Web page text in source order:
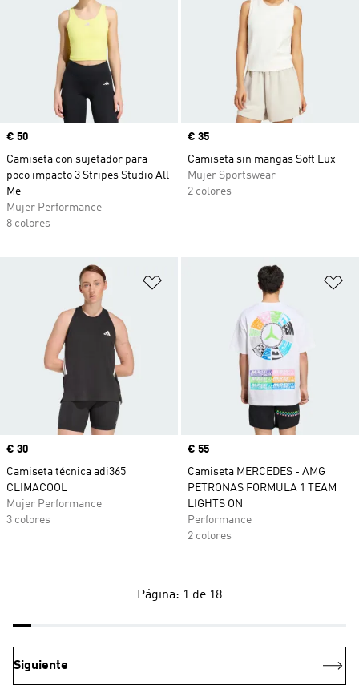
Precio
€ 50
Camiseta con sujetador para
poco impacto 3 Stripes Studio All
Me
Mujer Performance
8 colores
Precio
€ 35
Camiseta sin mangas Soft Lux
Mujer Sportswear
2 colores
Añadir a la lista de deseos
Precio
€ 30
Camiseta técnica adi365
CLIMACOOL
Mujer Performance
3 colores
Precio
€ 55
Camiseta MERCEDES - AMG
PETRONAS FORMULA 1 TEAM
LIGHTS ON
Performance
2 colores
Página: 1 de 18
Siguiente